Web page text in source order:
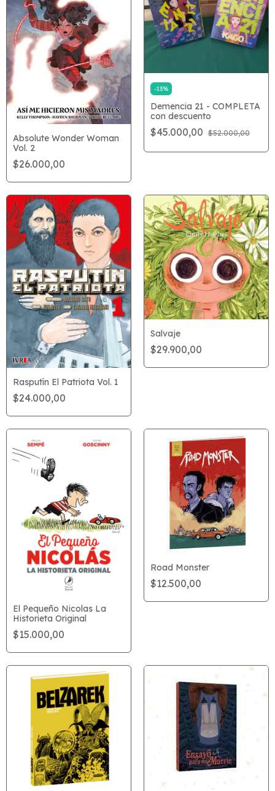
Absolute Wonder Woman
Vol. 2
$26.000,00
-13%
Demencia 21 - COMPLETA
con descuento
$45.000,00 $52.000,00
Rasputín El Patriota Vol. 1
$24.000,00
Salvaje
$29.900,00
El Pequeño Nicolas La
Historieta Original
$15.000,00
Road Monster
$12.500,00